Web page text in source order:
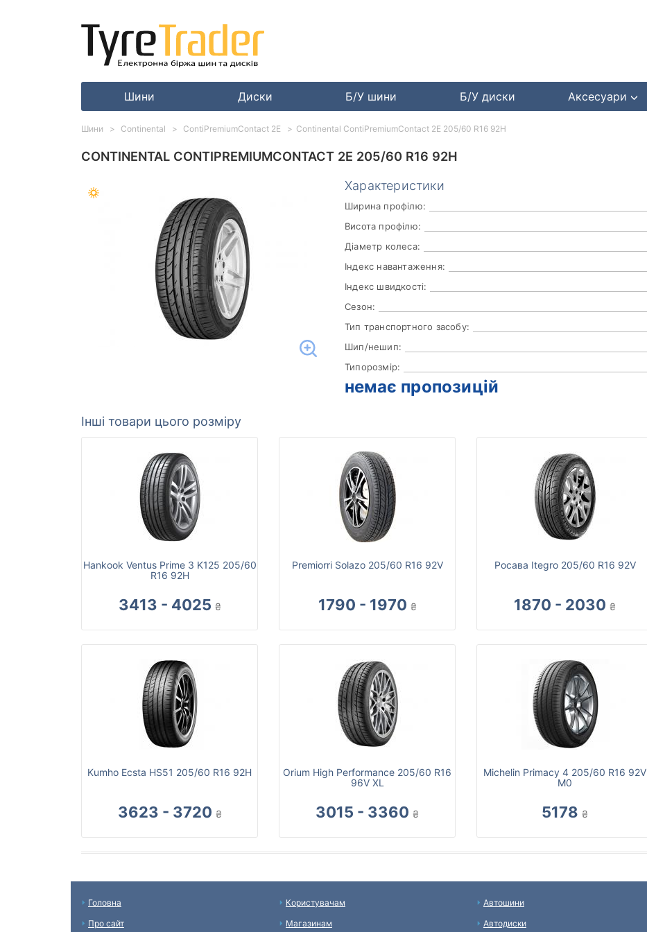
Шини Диски Б/У шини Б/У диски Аксесуари
CONTINENTAL CONTIPREMIUMCONTACT 2E 205/60 R16 92H
Характеристики
Ширина профілю:
Висота профілю:
Діаметр колеса:
Індекс навантаження:
Індекс швидкості:
Сезон:
Тип транспортного засобу:
Шип/нешип:
Типорозмір:
немає пропозицій
Інші товари цього розміру
Hankook Ventus Prime 3 K125 205/60
R16 92H
3413 - 4025 ₴
Premiorri Solazo 205/60 R16 92V
1790 - 1970 ₴
Росава Itegro 205/60 R16 92V
1870 - 2030 ₴
Kumho Ecsta HS51 205/60 R16 92H
3623 - 3720 ₴
Orium High Performance 205/60 R16
96V XL
3015 - 3360 ₴
Michelin Primacy 4 205/60 R16 92V
M0
5178 ₴
Шини Continental ContiPremiumContact 2E Continental ContiPremiumContact 2E 205/60 R16 92H
Головна
Про сайт
Користувачам
Магазинам
Автошини
Автодиски